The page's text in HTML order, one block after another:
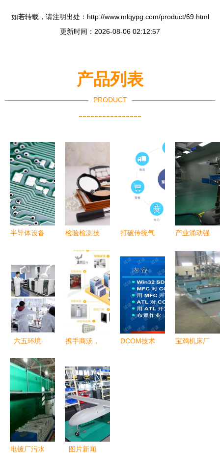
如若转载，请注明出处：http://www.mlqypg.com/product/69.html
更新时间：2026-08-06 02:12:57
产品列表
PRODUCT
----------------
半导体设备
动产业未来
检验检测技
用与发展前
景—以食
药、化妆品
与环境领域
为视角
打破传统气
制，墨迹赤
必开拓商业
气象服务市
场新路径
产业涌动强
门口”就业
点亮好生活
——贵州绥
阳工业高质
量发展带动
城乡就业与
六五环境
实冲锋在前
技术开发
携手商汤，
光嘉宝数字
化智慧社区
升级的技术
开发路径
DCOM技术
宝鸡机床厂
电镀厂污水
图片新闻